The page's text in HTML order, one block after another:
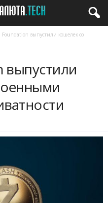
Foundation выпустили кошелек со
выпустили